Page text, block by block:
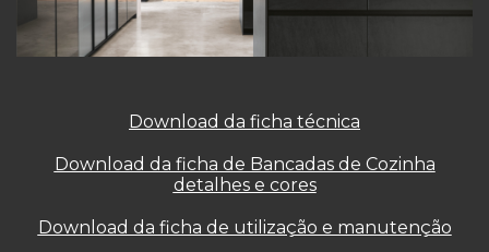
Download da ficha técnica
Download da ficha de Bancadas de Cozinha
detalhes e cores
Download da ficha de utilização e manutenção